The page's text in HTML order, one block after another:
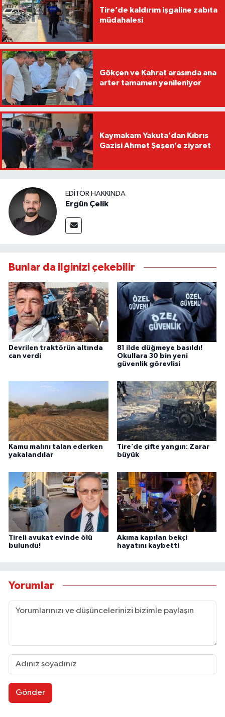
Tire’de kaldırım işgaline zabıta
müdahalesi
Gökçen ve Kahrat arasında ana
arter tamamen yenileniyor
Kaymakam Yakuta’dan Kıbrıs
Gazisi Ahmet Şeşen’e ziyaret
EDITÖR HAKKINDA
Ergün Çelik
Bunlar da ilginizi çekebilir
Devrilen traktörün altında
can verdi
81 ilde düğmeye basıldı!
Okullara 30 bin yeni
güvenlik görevlisi
Kamu malını talan ederken
yakalandılar
Tire’de çifte yangın: Zarar
büyük
Tireli avukat evinde ölü
bulundu!
Akıma kapılan bekçi
hayatını kaybetti
Yorumlar
Gönder